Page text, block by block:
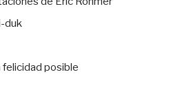
duk
felicidad posible